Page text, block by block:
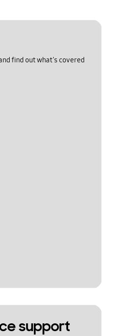
find out what's covered
support